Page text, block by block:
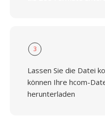
3
Lassen Sie die Datei
können Ihre hcom-
herunterladen